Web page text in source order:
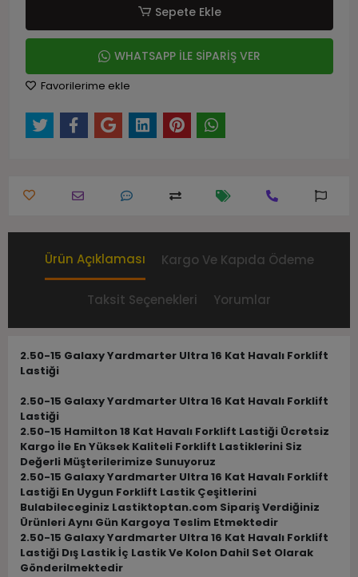
Sepete Ekle
WHATSAPP İLE SİPARİŞ VER
Favorilerime ekle
Ürün Açıklaması Kargo Ve Kapıda Ödeme
Taksit Seçenekleri Yorumlar
2.50-15 Galaxy Yardmarter Ultra 16 Kat Havalı Forklift
Lastiği
2.50-15 Galaxy Yardmarter Ultra 16 Kat Havalı Forklift
Lastiği
2.50-15 Hamilton 18 Kat Havalı Forklift Lastiği Ücretsiz
Kargo İle En Yüksek Kaliteli Forklift Lastiklerini Siz
Değerli Müşterilerimize Sunuyoruz
2.50-15 Galaxy Yardmarter Ultra 16 Kat Havalı Forklift
Lastiği En Uygun Forklift Lastik Çeşitlerini
Bulabileceginiz Lastiktoptan.com Sipariş Verdiğiniz
Ürünleri Aynı Gün Kargoya Teslim Etmektedir
2.50-15 Galaxy Yardmarter Ultra 16 Kat Havalı Forklift
Lastiği Dış Lastik İç Lastik Ve Kolon Dahil Set Olarak
Gönderilmektedir